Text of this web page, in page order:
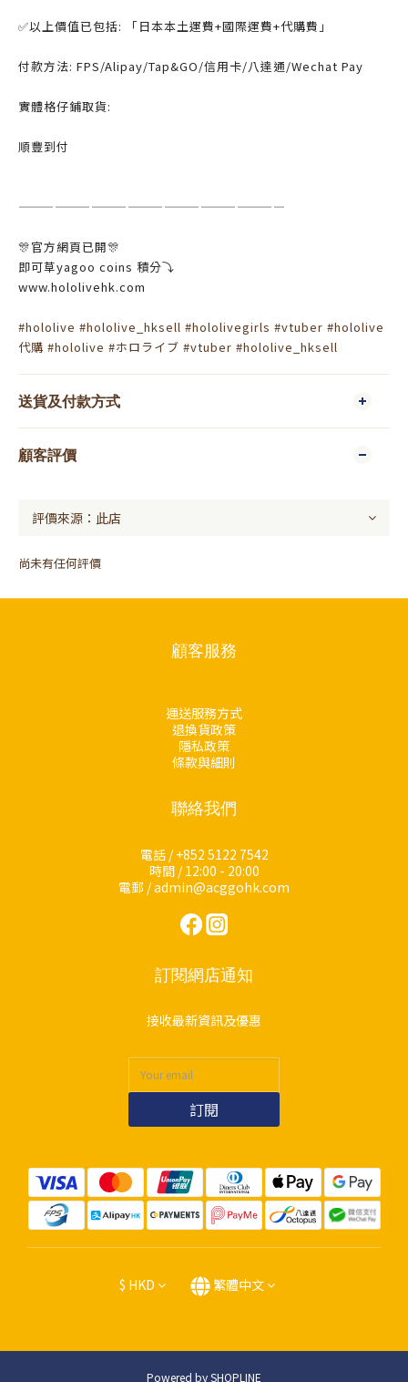
✅以上價值已包括: 「日本本土運費+國際運費+代購費」
付款方法: FPS/Alipay/Tap&GO/信用卡/八達通/Wechat Pay
實體格仔鋪取貨:
順豐到付
——————————————————————
🎊官方網頁已開🎊
即可草yagoo coins 積分⤵️
www.hololivehk.com
#hololive #hololive_hksell #hololivegirls #vtuber #hololive
代購 #hololive #ホロライブ #vtuber #hololive_hksell
送貨及付款方式
顧客評價
尚未有任何評價
顧客服務
運送服務方式
退換貨政策
隱私政策
條款與細則
聯絡我們
電話 / +852 5122 7542
時間 / 12:00 - 20:00
電郵 / admin@acggohk.com
訂閱網店通知
接收最新資訊及優惠
訂閱
$ HKD 繁體中文
Powered by SHOPLINE